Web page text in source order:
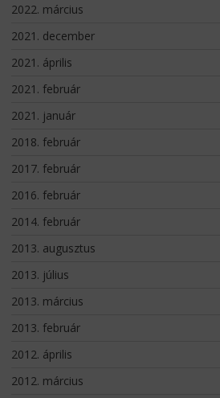
2022. március
2021. december
2021. április
2021. február
2021. január
2018. február
2017. február
2016. február
2014. február
2013. augusztus
2013. július
2013. március
2013. február
2012. április
2012. március